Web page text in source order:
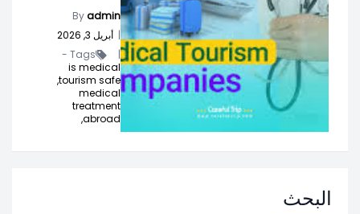
Byadmin
| أبريل 3, 2026
|
Tags -
is medical
tourism safe,
medical
treatment
abroad,
البحث